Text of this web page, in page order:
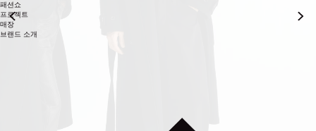
패션쇼
프로젝트
매장
브랜드 소개